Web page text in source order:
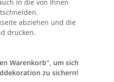
in die von Ihnen
abziehen und die
drücken.
Warenkorb“, um sich
zu sichern!